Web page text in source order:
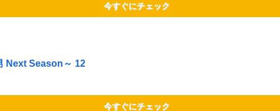
今すぐにチェック
Next Season～ 12
今すぐにチェック